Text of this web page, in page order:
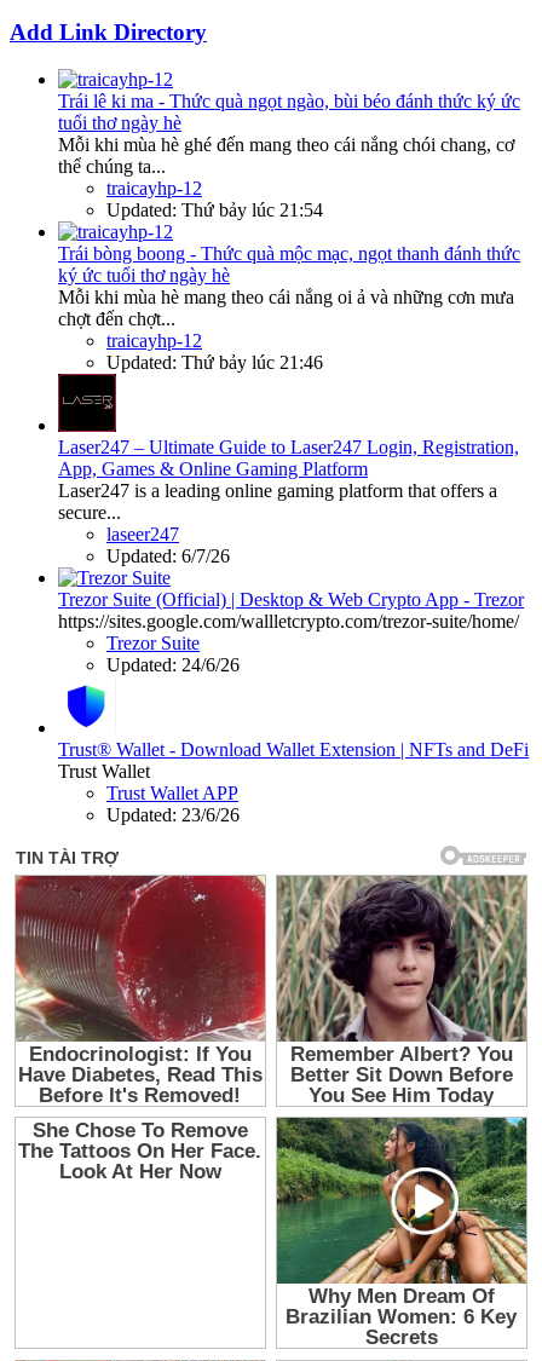
Add Link Directory
Trái lê ki ma - Thức quà ngọt ngào, bùi béo đánh thức ký ức
tuổi thơ ngày hè
Mỗi khi mùa hè ghé đến mang theo cái nắng chói chang, cơ
thể chúng ta...
traicayhp-12
Updated: Thứ bảy lúc 21:54
Trái bòng boong - Thức quà mộc mạc, ngọt thanh đánh thức
ký ức tuổi thơ ngày hè
Mỗi khi mùa hè mang theo cái nắng oi ả và những cơn mưa
chợt đến chợt...
traicayhp-12
Updated: Thứ bảy lúc 21:46
Laser247 – Ultimate Guide to Laser247 Login, Registration,
App, Games & Online Gaming Platform
Laser247 is a leading online gaming platform that offers a
secure...
laseer247
Updated: 6/7/26
Trezor Suite (Official) | Desktop & Web Crypto App - Trezor
https://sites.google.com/wallletcrypto.com/trezor-suite/home/
Trezor Suite
Updated: 24/6/26
Trust® Wallet - Download Wallet Extension | NFTs and DeFi
Trust Wallet
Trust Wallet APP
Updated: 23/6/26